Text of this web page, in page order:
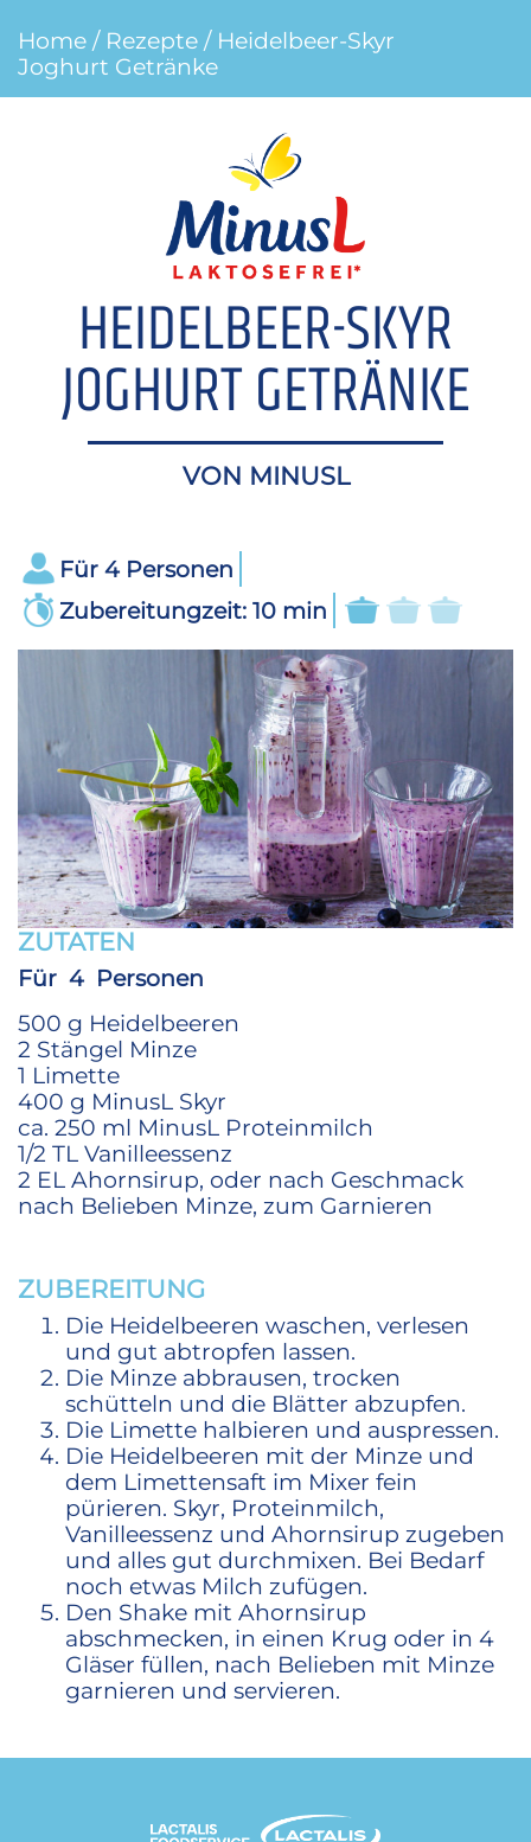
Home / Rezepte / Heidelbeer-Skyr
Joghurt Getränke
HEIDELBEER-SKYR
JOGHURT GETRÄNKE
VON MINUSL
Für 4 Personen
Zubereitungzeit: 10 min
ZUTATEN
Für 4 Personen
500 g Heidelbeeren
2 Stängel Minze
1 Limette
400 g MinusL Skyr
ca. 250 ml MinusL Proteinmilch
1/2 TL Vanilleessenz
2 EL Ahornsirup, oder nach Geschmack
nach Belieben Minze, zum Garnieren
ZUBEREITUNG
Die Heidelbeeren waschen, verlesen
und gut abtropfen lassen.
Die Minze abbrausen, trocken
schütteln und die Blätter abzupfen.
Die Limette halbieren und auspressen.
Die Heidelbeeren mit der Minze und
dem Limettensaft im Mixer fein
pürieren. Skyr, Proteinmilch,
Vanilleessenz und Ahornsirup zugeben
und alles gut durchmixen. Bei Bedarf
noch etwas Milch zufügen.
Den Shake mit Ahornsirup
abschmecken, in einen Krug oder in 4
Gläser füllen, nach Belieben mit Minze
garnieren und servieren.